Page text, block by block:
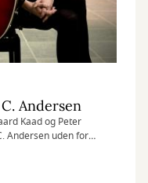
Andersen
Kaad og Peter
Andersen uden for
er med smørrebrød.